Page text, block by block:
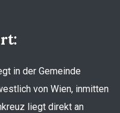
in der Gemeinde
von Wien, inmitten
liegt direkt an